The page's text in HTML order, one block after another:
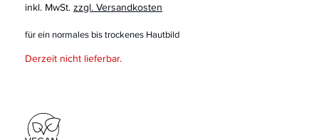
für ein normales bis trockenes Hautbild
inkl. MwSt.zzgl. Versandkosten
Derzeit nicht lieferbar.